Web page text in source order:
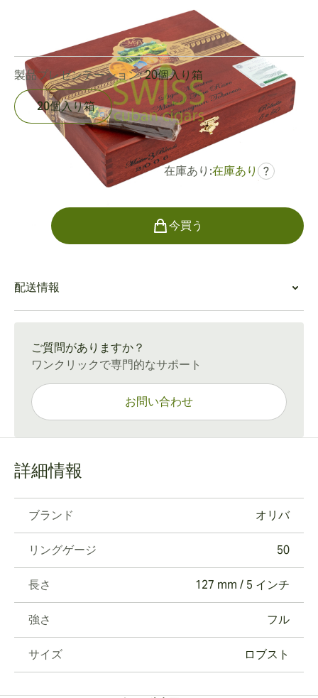
127 mm / 5 インチ
0レビュー
でした¥24,258
在庫あり:在庫あり ?
製品プレゼンテーション:20個入り箱
20個入り箱
今買う
配送情報
ご質問がありますか？
ワンクリックで専門的なサポート
お問い合わせ
詳細情報
ブランド オリバ
リングゲージ 50
長さ 127 mm / 5 インチ
強さ フル
サイズ ロブスト